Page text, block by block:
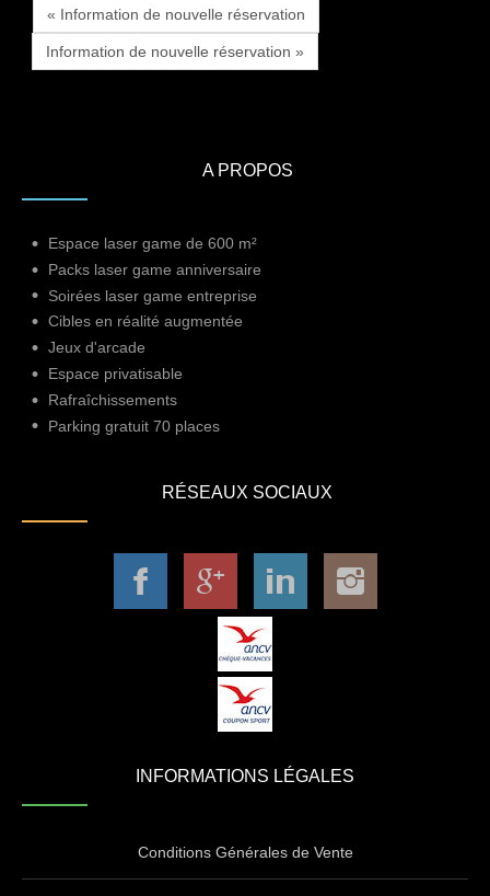
« Information de nouvelle réservation
Information de nouvelle réservation »
A PROPOS
Espace laser game de 600 m²
Packs laser game anniversaire
Soirées laser game entreprise
Cibles en réalité augmentée
Jeux d'arcade
Espace privatisable
Rafraîchissements
Parking gratuit 70 places
RÉSEAUX SOCIAUX
INFORMATIONS LÉGALES
Conditions Générales de Vente